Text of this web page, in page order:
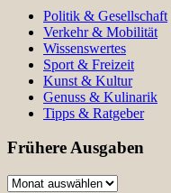
Politik & Gesellschaft
Verkehr & Mobilität
Wissenswertes
Sport & Freizeit
Kunst & Kultur
Genuss & Kulinarik
Tipps & Ratgeber
Frühere Ausgaben
Frühere